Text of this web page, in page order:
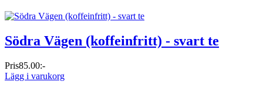
Södra Vägen (koffeinfritt) - svart te
Pris85.00:-
Lägg i varukorg